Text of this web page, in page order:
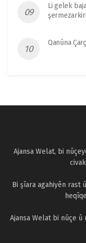
Li gelek
Qanûna
Ajansa Welat, bi
Bi şîara agahiyên rast
Ajansa Welat bi nûçe